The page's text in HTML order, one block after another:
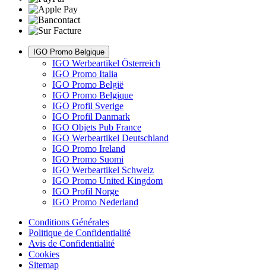
IGO Promo Belgique
IGO Werbeartikel Österreich
IGO Promo Italia
IGO Promo België
IGO Promo Belgique
IGO Profil Sverige
IGO Profil Danmark
IGO Objets Pub France
IGO Werbeartikel Deutschland
IGO Promo Ireland
IGO Promo Suomi
IGO Werbeartikel Schweiz
IGO Promo United Kingdom
IGO Profil Norge
IGO Promo Nederland
Conditions Générales
Politique de Confidentialité
Avis de Confidentialité
Cookies
Sitemap